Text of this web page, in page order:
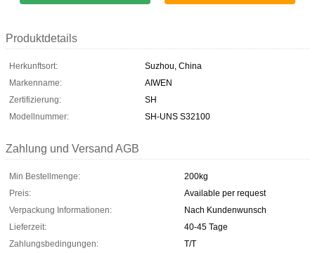
Produktdetails
Herkunftsort:
Suzhou, China
Markenname:
AIWEN
Zertifizierung:
SH
Modellnummer:
SH-UNS S32100
Zahlung und Versand AGB
Min Bestellmenge:
200kg
Preis:
Available per request
Verpackung Informationen:
Nach Kundenwunsch
Lieferzeit:
40-45 Tage
Zahlungsbedingungen:
T/T